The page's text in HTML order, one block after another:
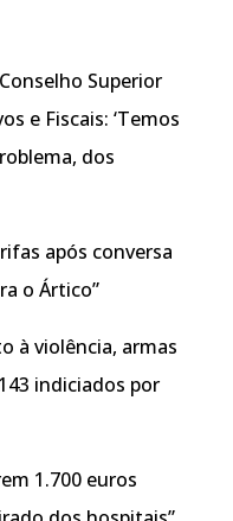
Superior
e Fiscais: ‘Temos
dos
após conversa
o Ártico”
à violência, armas
indiciados por
1.700 euros